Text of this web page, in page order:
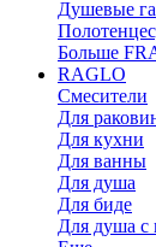
Душевые
Больше
RAGLO
Смесители
Для
Для кухни
Для ванны
Для душа
Для биде
Для душа с